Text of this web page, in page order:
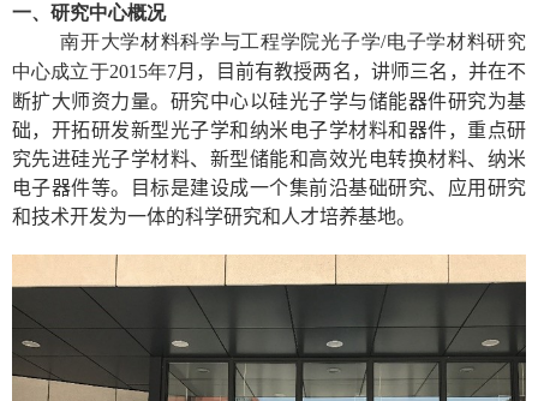
一、研究中心概况
南开大学材料科学与工程学院光子学/电子学材料研究
中心成立于2015年7月，目前有教授两名，讲师三名，并在不
断扩大师资力量。研究中心以硅光子学与储能器件研究为基
础，开拓研发新型光子学和纳米电子学材料和器件，重点研
究先进硅光子学材料、 新型储能和高效光电转换材料、纳米
电子器件等。目标是建设成一个集前沿基础研究、应用研究
和技术开发为一体的科学研究和人才培养基地。